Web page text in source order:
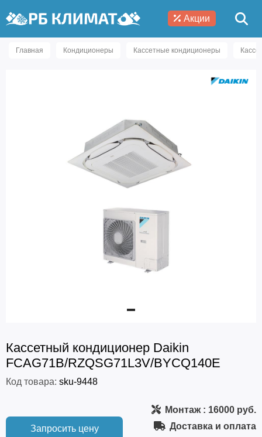
Акции
Главная Кондиционеры Кассетные кондиционеры
Кассетный кондиционер Daikin
FCAG71B/RZQSG71L3V/BYCQ140E
Код товара: sku-9448
Запросить цену
Монтаж: 16000 руб.
Доставка и оплата